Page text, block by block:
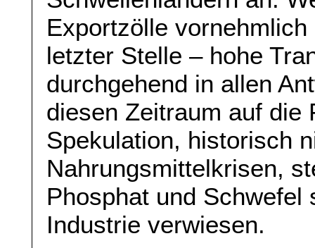
Exportzölle
letzter Stelle – hohe
durchgehend in allen
diesen Zeitraum auf die
Spekulation, historisch
Nahrungsmittelkrisen,
Phosphat und
Industrie verwiesen.